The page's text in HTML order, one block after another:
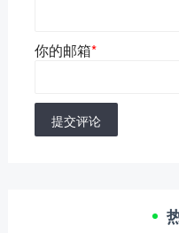
你的邮箱*
提交评论